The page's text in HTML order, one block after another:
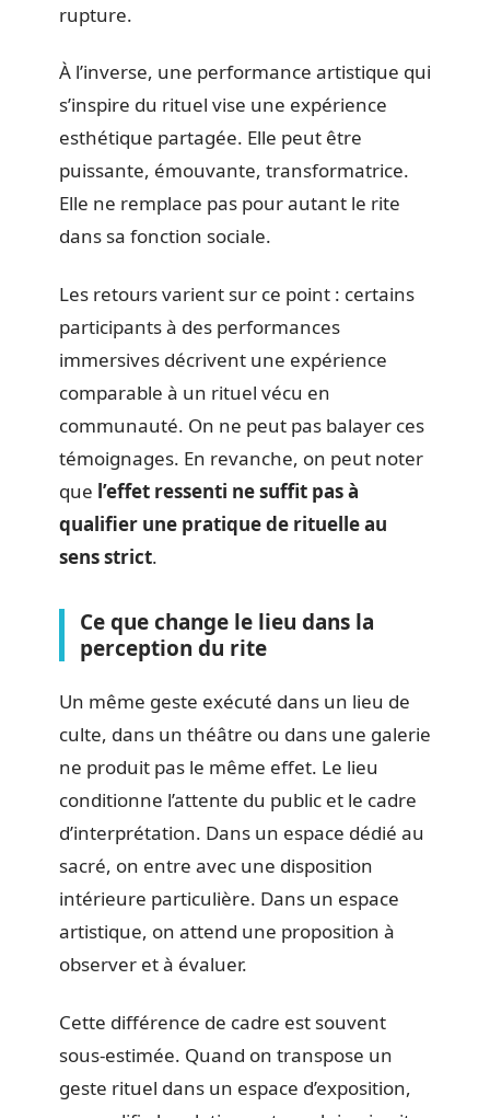
rupture.
À l’inverse, une performance artistique qui
s’inspire du rituel vise une expérience
esthétique partagée. Elle peut être
puissante, émouvante, transformatrice.
Elle ne remplace pas pour autant le rite
dans sa fonction sociale.
Les retours varient sur ce point : certains
participants à des performances
immersives décrivent une expérience
comparable à un rituel vécu en
communauté. On ne peut pas balayer ces
témoignages. En revanche, on peut noter
que l’effet ressenti ne suffit pas à
qualifier une pratique de rituelle au
sens strict.
Ce que change le lieu dans la
perception du rite
Un même geste exécuté dans un lieu de
culte, dans un théâtre ou dans une galerie
ne produit pas le même effet. Le lieu
conditionne l’attente du public et le cadre
d’interprétation. Dans un espace dédié au
sacré, on entre avec une disposition
intérieure particulière. Dans un espace
artistique, on attend une proposition à
observer et à évaluer.
Cette différence de cadre est souvent
sous-estimée. Quand on transpose un
geste rituel dans un espace d’exposition,